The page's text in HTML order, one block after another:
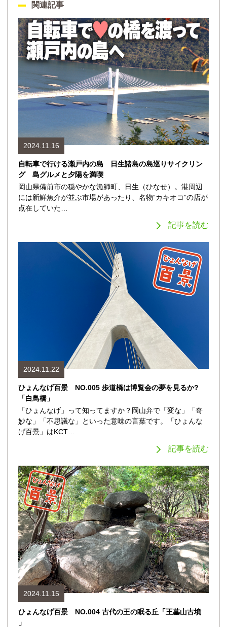
関連記事
2024.11.16
自転車で行ける瀬戸内の島 日生諸島の島巡りサイクリン
グ 島グルメと夕陽を満喫
岡山県備前市の穏やかな漁師町、日生（ひなせ）。港周辺
には新鮮魚介が並ぶ市場があったり、名物“カキオコ”の店が
点在していた…
記事を読む
2024.11.22
ひょんなげ百景 NO.005 歩道橋は博覧会の夢を見るか?
「白鳥橋」
「ひょんなげ」って知ってますか？岡山弁で「変な」「奇
妙な」「不思議な」といった意味の言葉です。「ひょんな
げ百景」はKCT…
記事を読む
2024.11.15
ひょんなげ百景 NO.004 古代の王の眠る丘「王墓山古墳
」